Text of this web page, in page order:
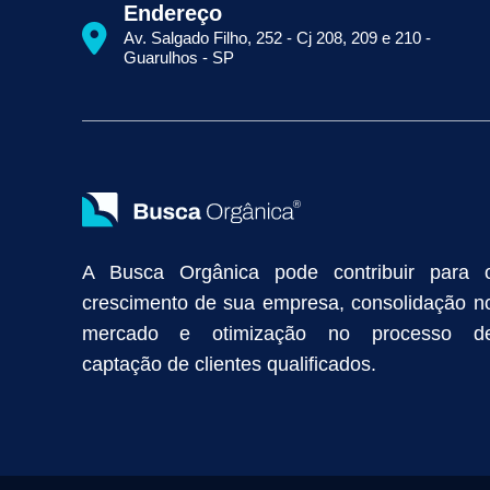
Primeira Página do Google Sem Pagar por Clique
Quais
Empresa de Prospecção B2B
Marketing Industrial Marketing
Divulgação Online
Atração de Clientes
Anunciar na Internet
Captar Clientes Criação de Site para
Endereço
Av. Salgado Filho, 252 - Cj 208, 209 e 210 -
Guarulhos - SP
A Busca Orgânica pode contribuir para
crescimento de sua empresa, consolidação
mercado e otimização no processo
captação de clientes qualificados.